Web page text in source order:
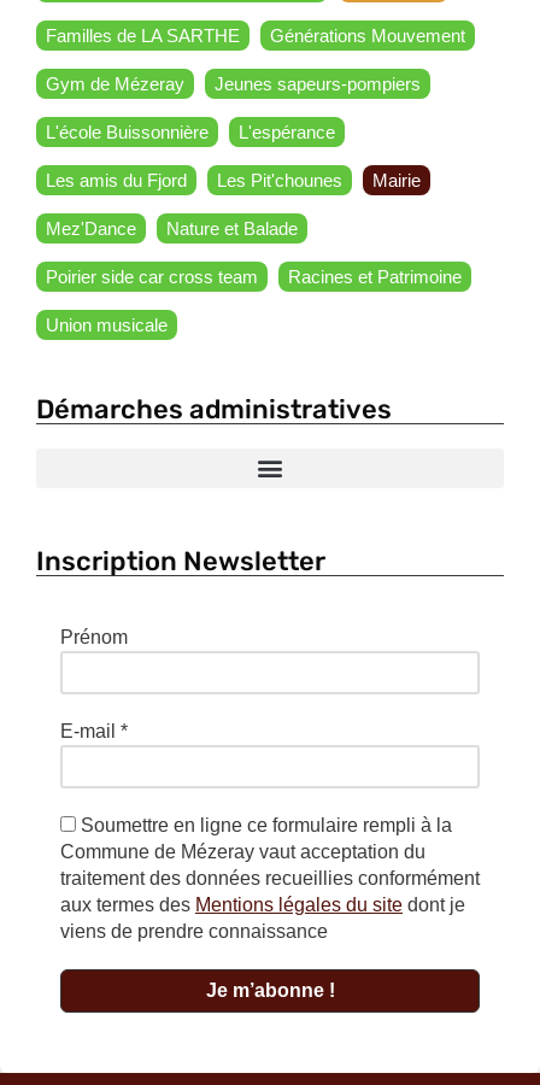
Familles de LA SARTHE Générations Mouvement
Gym de Mézeray Jeunes sapeurs-pompiers
L'école Buissonnière L'espérance
Les amis du Fjord Les Pit'chounes Mairie
Mez'Dance Nature et Balade
Poirier side car cross team Racines et Patrimoine
Union musicale
Démarches administratives
Inscription Newsletter
Prénom
E-mail *
Soumettre en ligne ce formulaire rempli à la
Commune de Mézeray vaut acceptation du
traitement des données recueillies conformément
aux termes des Mentions légales du site dont je
viens de prendre connaissance